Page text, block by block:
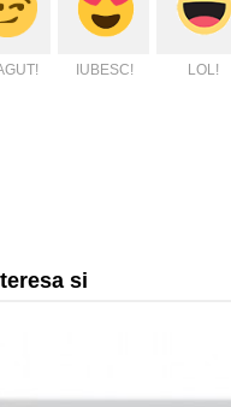
IUBESC! LOL!
si